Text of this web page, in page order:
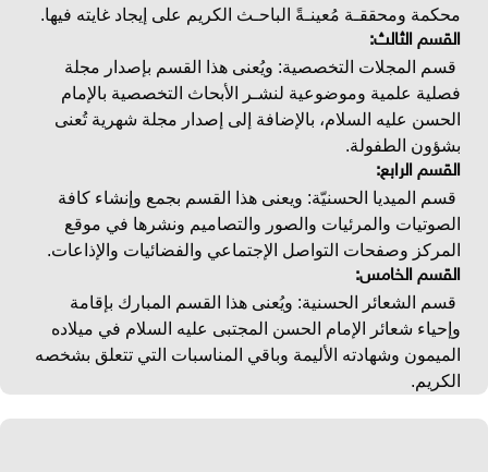
محكمة ومحققـة مُعينـةً الباحـث الكريم على إيجاد غايته فيها.
القسم الثالث:
قسم المجلات التخصصية: ويُعنى هذا القسم بإصدار مجلة
فصلية علمية وموضوعية لنشـر الأبحاث التخصصية بالإمام
الحسن عليه السلام، بالإضافة إلى إصدار مجلة شهرية تُعنى
بشؤون الطفولة.
القسم الرابع:
قسم الميديا الحسنيّة: ويعنى هذا القسم بجمع وإنشاء كافة
الصوتيات والمرئيات والصور والتصاميم ونشرها في موقع
المركز وصفحات التواصل الإجتماعي والفضائيات والإذاعات.
القسم الخامس:
قسم الشعائر الحسنية: ويُعنى هذا القسم المبارك بإقامة
وإحياء شعائر الإمام الحسن المجتبى عليه السلام في ميلاده
الميمون وشهادته الأليمة وباقي المناسبات التي تتعلق بشخصه
الكريم.